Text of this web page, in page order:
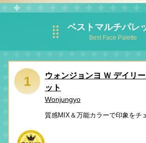
ベストマルチパレ
Best Face Palette
1
ウォンジョンヨ Ｗ デイリ
ット
Wonjungyo
質感MIX＆万能カラーで印象をチ